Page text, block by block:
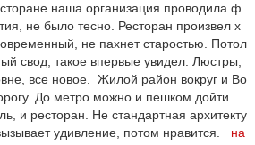
наша организация проводила ф
не было тесно. Ресторан произвел х
не пахнет старостью. Потол
свод, такое впервые увидел. Люстры,
все новое. Жилой район вокруг и Во
До метро можно и пешком дойти.
и ресторан. Не стандартная архитекту
удивление, потом нравится. на